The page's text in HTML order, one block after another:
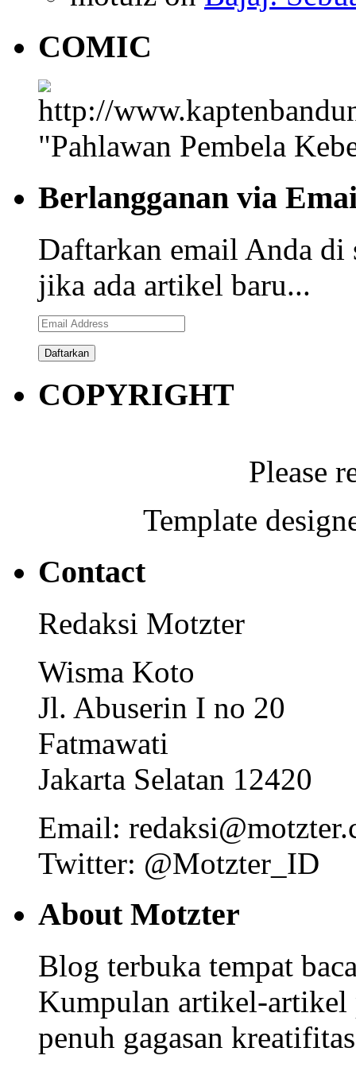
COMIC
"Pahlawan Pembela
Berlangganan via
Daftarkan email Anda
jika ada artikel baru...
Email
Address
COPYRIGHT
Please
Template
Contact
Redaksi Motzter
Wisma Koto
Jl. Abuserin I no 20
Fatmawati
Jakarta Selatan 12420
Email:
Twitter: @Motzter_ID
About Motzter
Blog terbuka tempat
Kumpulan artikel-artikel
penuh gagasan